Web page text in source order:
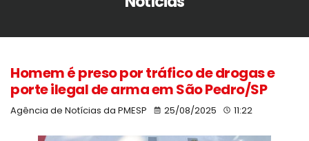
Homem é preso por tráfico de drogas e
porte ilegal de arma em São Pedro/SP
Agência de Notícias da PMESP 25/08/2025 11:22